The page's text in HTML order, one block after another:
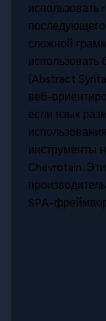
использовать
сложной
использовать
(Abstract
веб-
если язык
инструменты
Chevrotain.
SPA-